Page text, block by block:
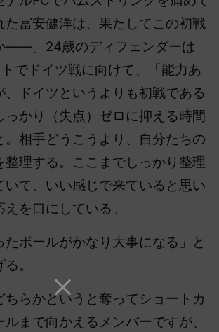
た冨安健洋は、果たしてこの初戦
――。24歳のディフェンダーは
でドイツ戦に向けて、「能力あ
、ドイツというよりも初戦である
っかり（失点）ゼロに抑える時間
。相手どうこうより、自分たちの
整理する。ここまでしっかり整理
いて、いい感じで来ていると思い
を口にしている。
ボールがかなり大事になる」と
。
ちらかというと奪ってショートカ
まで向かえるメンバーですが、